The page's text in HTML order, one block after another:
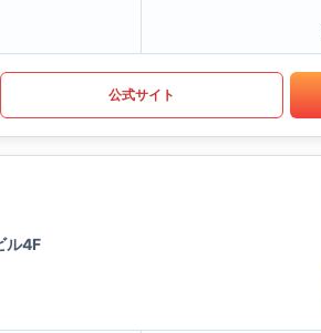
公式サイト
ル4F